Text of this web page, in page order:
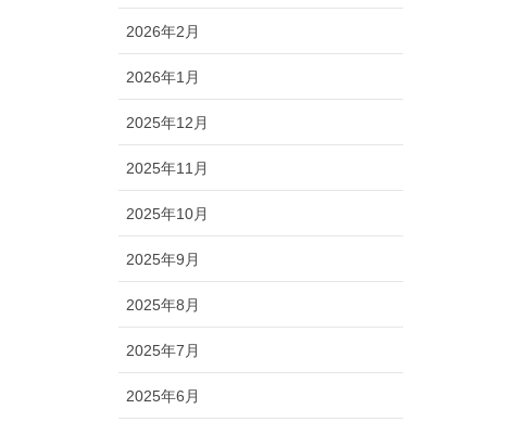
2026年2月
2026年1月
2025年12月
2025年11月
2025年10月
2025年9月
2025年8月
2025年7月
2025年6月